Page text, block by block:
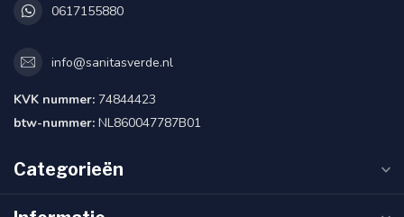
0617155880
info@sanitasverde.nl
KVK nummer: 74844423
btw-nummer: NL860047787B01
Categorieën